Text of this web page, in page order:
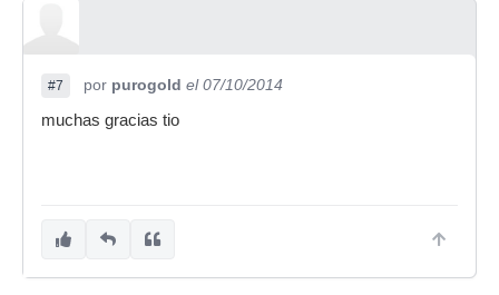
#7 por purogold el 07/10/2014
muchas gracias tio